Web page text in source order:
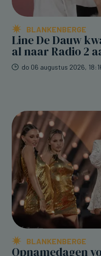
BLANKENBERGE
Line De Dauw
al naar Radio 2
do 06 augustus 2026,
BLANKENBERGE
Opnamedagen